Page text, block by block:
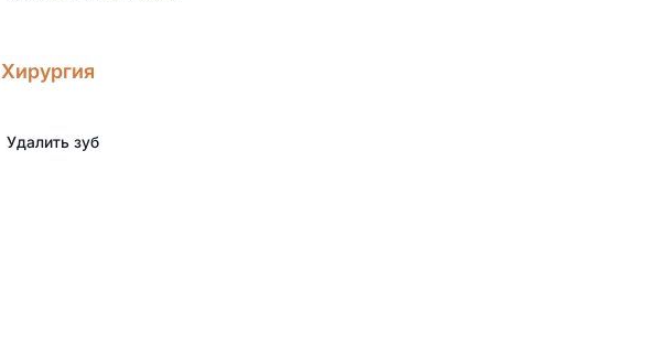
Хирургия
Удалить зуб